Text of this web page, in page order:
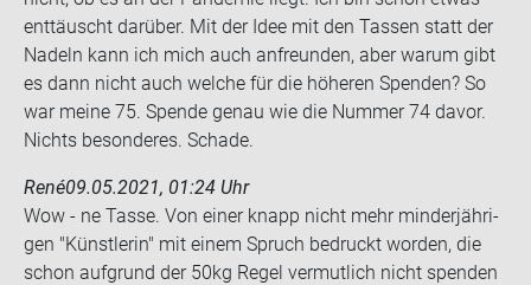
ent­täuscht dar­über. Mit der Idee mit den Tas­sen statt der
Na­deln kann ich mich auch an­freun­den, aber warum gibt
es dann nicht auch wel­che für die hö­he­ren Spen­den? So
war meine 75. Spen­de genau wie die Num­mer 74 davor.
Nichts be­son­de­res. Scha­de.
René09.05.2021, 01:24 Uhr
Wow - ne Tasse. Von einer knapp nicht mehr min­der­jäh­ri­
gen "Künst­le­rin" mit einem Spruch be­druckt wor­den, die
schon auf­grund der 50kg Regel ver­mut­lich nicht spen­den